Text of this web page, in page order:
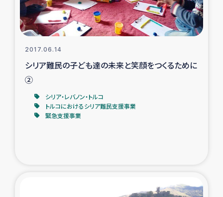
復興支援事業
民際教育事業
令和6年能登半島地震 緊急支援
タイ国境ミャンマー移民子ども支援
2017.06.14
シリア難民の子ども達の未来と笑顔をつくるために
②
シリア・レバノン・トルコ
トルコにおけるシリア難民支援事業
緊急支援事業